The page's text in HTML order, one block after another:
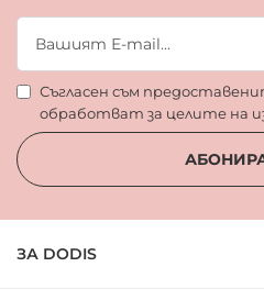
Съгласен съм
обработват за целите на
ЗА DODIS